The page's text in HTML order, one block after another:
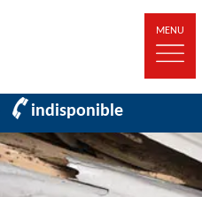
MENU
indisponible